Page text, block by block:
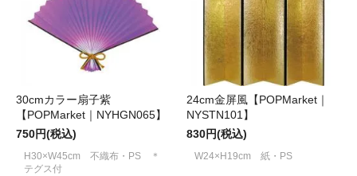
30cmカラー扇子紫
【POPMarket｜NYHGN065】
750円(税込)
H30×W45cm 不織布・PS ＊
テグス付
24cm金屏風【POPMarket｜
NYSTN101】
830円(税込)
W24×H19cm 紙・PS